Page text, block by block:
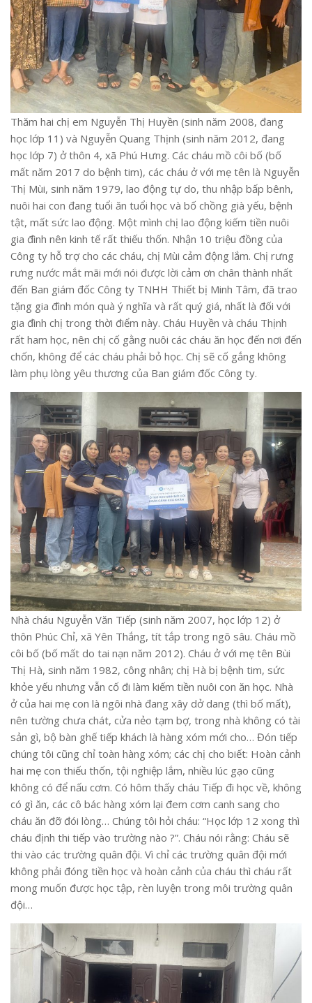
Thăm hai chị em Nguyễn Thị Huyền (sinh năm 2008, đang
học lớp 11) và Nguyễn Quang Thịnh (sinh năm 2012, đang
học lớp 7) ở thôn 4, xã Phú Hưng. Các cháu mồ côi bố (bố
mất năm 2017 do bệnh tim), các cháu ở với mẹ tên là Nguyễn
Thị Mùi, sinh năm 1979, lao động tự do, thu nhập bấp bênh,
nuôi hai con đang tuổi ăn tuổi học và bố chồng già yếu, bệnh
tật, mất sức lao động. Một mình chị lao động kiếm tiền nuôi
gia đình nên kinh tế rất thiếu thốn. Nhận 10 triệu đồng của
Công ty hỗ trợ cho các cháu, chị Mùi cảm động lắm. Chị rưng
rưng nước mắt mãi mới nói được lời cảm ơn chân thành nhất
đến Ban giám đốc Công ty TNHH Thiết bị Minh Tâm, đã trao
tặng gia đình món quà ý nghĩa và rất quý giá, nhất là đối với
gia đình chị trong thời điểm này. Cháu Huyền và cháu Thịnh
rất ham học, nên chị cố gằng nuôi các cháu ăn học đến nơi đến
chốn, không để các cháu phải bỏ học. Chị sẽ cố gắng không
làm phụ lòng yêu thương của Ban giám đốc Công ty.
Nhà cháu Nguyễn Văn Tiếp (sinh năm 2007, học lớp 12) ở
thôn Phúc Chỉ, xã Yên Thắng, tít tắp trong ngõ sâu. Cháu mồ
côi bố (bố mất do tai nạn năm 2012). Cháu ở với mẹ tên Bùi
Thị Hà, sinh năm 1982, công nhân; chị Hà bị bệnh tim, sức
khỏe yếu nhưng vẫn cố đi làm kiếm tiền nuôi con ăn học. Nhà
ở của hai mẹ con là ngôi nhà đang xây dở dang (thì bố mất),
nên tường chưa chát, cửa nẻo tạm bợ, trong nhà không có tài
sản gì, bộ bàn ghế tiếp khách là hàng xóm mới cho… Đón tiếp
chúng tôi cũng chỉ toàn hàng xóm; các chị cho biết: Hoàn cảnh
hai mẹ con thiếu thốn, tội nghiệp lắm, nhiều lúc gạo cũng
không có để nấu cơm. Có hôm thấy cháu Tiếp đi học về, không
có gì ăn, các cô bác hàng xóm lại đem cơm canh sang cho
cháu ăn đỡ đói lòng… Chúng tôi hỏi cháu: “Học lớp 12 xong thì
cháu định thi tiếp vào trường nào ?”. Cháu nói rằng: Cháu sẽ
thi vào các trường quân đội. Vì chỉ các trường quân đội mới
không phải đóng tiền học và hoàn cảnh của cháu thì cháu rất
mong muốn được học tập, rèn luyện trong môi trường quân
đội…